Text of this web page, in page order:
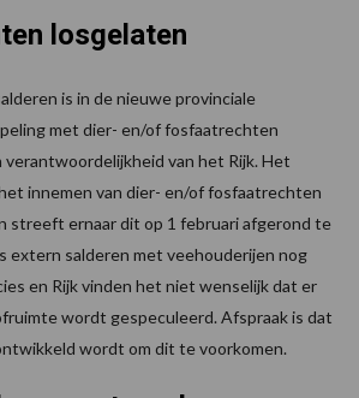
losgelaten
is in de nieuwe provinciale
met dier- en/of fosfaatrechten
van het Rijk. Het
innemen van dier- en/of fosfaatrechten
streeft ernaar dit op 1 februari afgerond te
extern salderen met veehouderijen nog
en Rijk vinden het niet wenselijk dat er
wordt gespeculeerd. Afspraak is dat
wordt om dit te voorkomen.